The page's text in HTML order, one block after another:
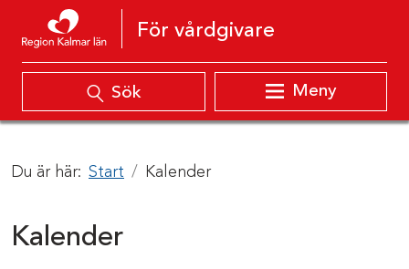
Hoppa till innehåll
För vårdgivare
Sök Meny
Du är här: Start Kalender
Kalender